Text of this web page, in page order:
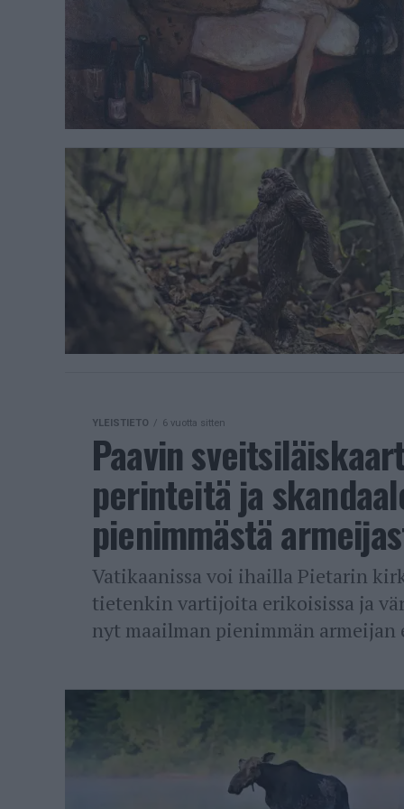
YLEISTIETO 6 vuotta sitten
Paavin
perinteitä ja
pienimmästä
Vatikaanissa voi ihailla Pietarin
tietenkin vartijoita erikoisissa ja
nyt maailman pienimmän